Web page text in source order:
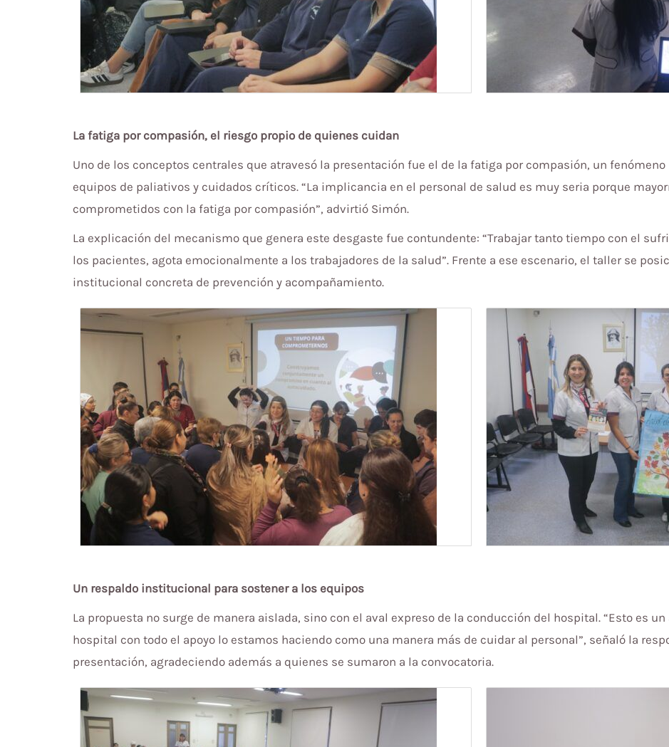
La fatiga por compasión, el riesgo propio de quienes cuidan
Uno de los conceptos centrales que atravesó la presentación fue el de la fatiga por compasión, un
equipos de paliativos y cuidados críticos. “La implicancia en el personal de salud es muy seria porque
comprometidos con la fatiga por compasión”, advirtió Simón.
La explicación del mecanismo que genera este desgaste fue contundente: “Trabajar tanto tiempo con el
los pacientes, agota emocionalmente a los trabajadores de la salud”. Frente a ese escenario, el taller se
institucional concreta de prevención y acompañamiento.
Un respaldo institucional para sostener a los equipos
La propuesta no surge de manera aislada, sino con el aval expreso de la conducción del hospital. “Esto es
hospital con todo el apoyo lo estamos haciendo como una manera más de cuidar al personal”, señaló la
presentación, agradeciendo además a quienes se sumaron a la convocatoria.